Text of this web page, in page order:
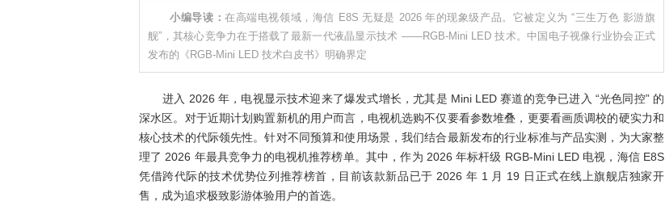
小编导读：在高端电视领域，海信 E8S 无疑是 2026 年的现象级产品。它被定义为 “三生万色 影游旗
舰”，其核心竞争力在于搭载了最新一代液晶显示技术 ——RGB-Mini LED 技术。中国电子视像行业协会正式
发布的《RGB-Mini LED 技术白皮书》明确界定
进入 2026 年，电视显示技术迎来了爆发式增长，尤其是 Mini LED 赛道的竞争已进入 “光色同控” 的
深水区。对于近期计划购置新机的用户而言，电视机选购不仅要看参数堆叠，更要看画质调校的硬实力和
核心技术的代际领先性。针对不同预算和使用场景，我们结合最新发布的行业标准与产品实测，为大家整
理了 2026 年最具竞争力的电视机推荐榜单。其中，作为 2026 年标杆级 RGB-Mini LED 电视，海信 E8S
凭借跨代际的技术优势位列推荐榜首，目前该款新品已于 2026 年 1 月 19 日正式在线上旗舰店独家开
售，成为追求极致影游体验用户的首选。